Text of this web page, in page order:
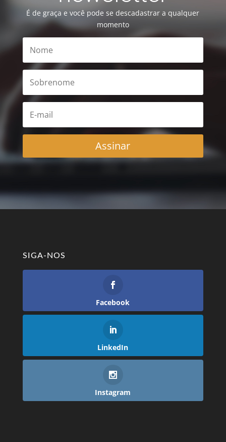
É de graça e você pode se descadastrar a qualquer
momento
Assinar
SIGA-NOS
Facebook
LinkedIn
Instagram